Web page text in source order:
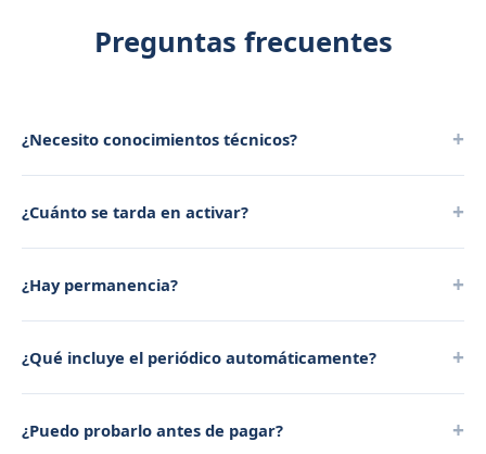
Preguntas frecuentes
¿Necesito conocimientos técnicos?
¿Cuánto se tarda en activar?
¿Hay permanencia?
¿Qué incluye el periódico automáticamente?
¿Puedo probarlo antes de pagar?